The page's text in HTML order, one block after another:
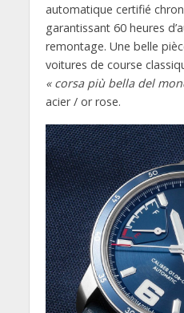
automatique certifié
garantissant 60 heures
remontage. Une belle
voitures de course
« corsa più bella del
acier / or rose.